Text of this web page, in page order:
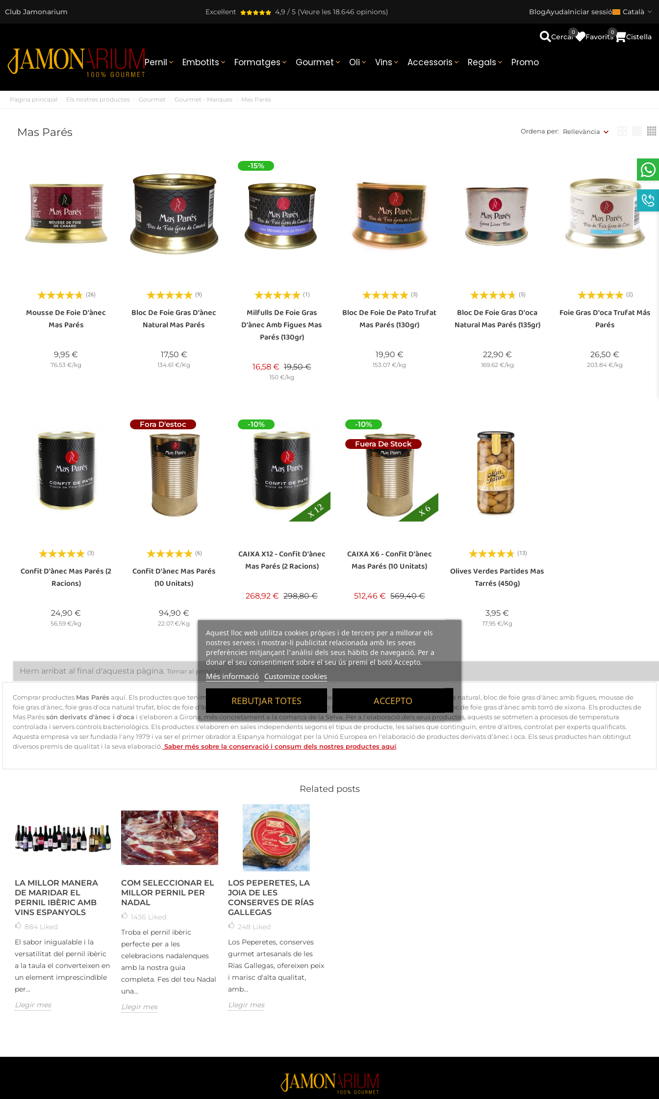
Aquest lloc web utilitza cookies pròpies i de tercers per a millorar els
nostres serveis i mostrar-li publicitat relacionada amb les seves
preferències mitjançant l'anàlisi dels seus hàbits de navegació. Per a
donar el seu consentiment sobre el seu ús premi el botó Accepto.
Més informació Customize cookies
REBUTJAR TOTES ACCEPTO
Club Jamonarium Excel·lent 4,9 / 5 (Veure les 18.646 opinions) BlogAyudaIniciar sessió Català
Pernil  Embotits  Formatges  Gourmet  Oli  Vins  Accessoris  Regals  Promo
Cercar Favorits
0
Cistella
0
Pàgina principal Els nostres productes Gourmet Gourmet - Marques Mas Parés
Mas Parés Ordena per: Rellevància
(26)
Mousse De Foie D'ànec
Mas Parés
9,95 €
76.53 €/kg
(9)
Bloc De Foie Gras D'ànec
Natural Mas Parés
17,50 €Preu
134.61 €/Kg
-15%
(1)
Milfulls De Foie Gras
D'ànec Amb Figues Mas
Parés (130gr)
16,58 € Preu base
19,50 €Preu
150 €/kg
(3)
Bloc De Foie De Pato Trufat
Mas Parés (130gr)
19,90 €Preu
153.07 €/kg
(5)
Bloc De Foie Gras D'oca
Natural Mas Parés (135gr)
22,90 €Preu
169.62 €/kg
(2)
Foie Gras D'oca Trufat Más
Parés
26,50 €
203.84 €/kg
(3)
Confit D'ànec Mas Parés (2
Racions)
24,90 €
56.59 €/kg
Fora D'estoc
(6)
Confit D'ànec Mas Parés
(10 Unitats)
94,90 €Preu
22.07.€/Kg
-10%
CAIXA X12 - Confit D'ànec
Mas Parés (2 Racions)
268,92 € Preu base
298,80 €Preu
-10%
Fuera De Stock
CAIXA X6 - Confit D'ànec
Mas Parés (10 Unitats)
512,46 € Preu base
569,40 €Preu
(13)
Olives Verdes Partides Mas
Tarrés (450g)
3,95 €
17,95 €/Kg
Hem arribat al final d'aquesta pàgina. Tornar al principi
Comprar productes Mas Parésaquí. Els productes que tenim de Mas Parés són confit d'ànec, bloc de foie gras d'ànec, bloc de foie gras d'oca natural, bloc de foie gras d'ànec amb figues, mousse de
foie gras d'ànec, foie gras d'oca natural trufat, bloc de foie d'ànec trufat, bloc de foie gras d'ànec amb melmelada de Taronja i cointreau i bloc de foie gras d'ànec amb torró de xixona. Els productes de
Mas Paréssón derivats d'ànec i d'oca i s'elaboren a Girona, més concretament a la comarca de la Selva. Per a l'elaboració dels seus productes, aquests se sotmeten a procesos de temperatura
controlada i servers controls bacteriològics. Els productes s'elaboren en sales independents segons el tipus de producte, les salses que continguin, entre d'altres, controlat per experts qualificats.
Aquesta empresa va ser fundada l'any 1979 i va ser el primer obrador a Espanya homologat per la Unió Europea en l'elaboració de productes derivats d'ànec i oca. Els seus productes han obtingut
diversos premis de qualitat i la seva elaboració. Saber més sobre la conservació i consum dels nostres productes aquí.
Related posts
LA MILLOR MANERA
DE MARIDAR EL
PERNIL IBÈRIC AMB
VINS ESPANYOLS
884 Liked
El sabor inigualable i la
versatilitat del pernil ibèric
a la taula el converteixen en
un element imprescindible
per...
Llegir mes
COM SELECCIONAR EL
MILLOR PERNIL PER
NADAL
1436 Liked
Troba el pernil ibèric
perfecte per a les
celebracions nadalenques
amb la nostra guia
completa. Fes del teu Nadal
una...
Llegir mes
LOS PEPERETES, LA
JOIA DE LES
CONSERVES DE RÍAS
GALLEGAS
248 Liked
Los Peperetes, conserves
gurmet artesanals de les
Rías Gallegas, ofereixen peix
i marisc d'alta qualitat,
amb...
Llegir mes